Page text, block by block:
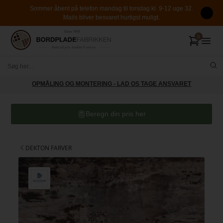
Sommer åbent på telefon mandag til torsdag kl. 9-12 uge 32.
Mails bliver besvaret hurtigst muligt.
OPMÅLING OG MONTERING - LAD OS TAGE ANSVARET
Beregn din pris her
DEKTON FARVER